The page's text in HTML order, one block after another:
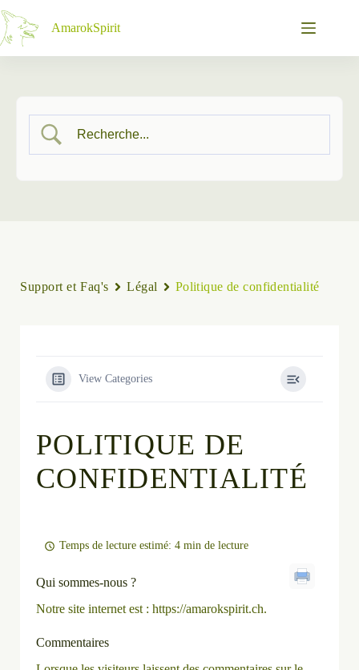
au
contenu
AmarokSpirit
Support et Faq's Légal Politique de confidentialité
View Categories
POLITIQUE DE
CONFIDENTIALITÉ
Temps de lecture estimé: 4 min de lecture
Qui sommes-nous ?
Notre site internet est : https://amarokspirit.ch.
Commentaires